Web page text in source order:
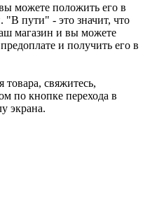
можете положить его в
"В пути" - это значит, что
магазин и вы можете
и получить его в
свяжитесь,
по кнопке перехода в
экрана.